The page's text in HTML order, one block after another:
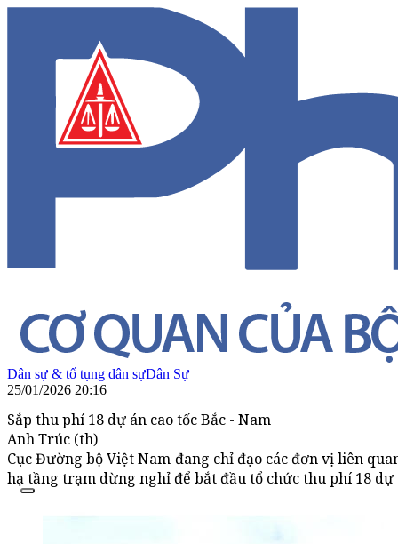
Dân sự & tố tụng dân sựDân Sự
25/01/2026 20:16
Sắp thu phí 18 dự án cao tốc Bắc - Nam
Anh Trúc (th)
Cục Đường bộ Việt Nam đang chỉ đạo các đơn vị liên
hạ tầng trạm dừng nghỉ để bắt đầu tổ chức thu phí 18 dự